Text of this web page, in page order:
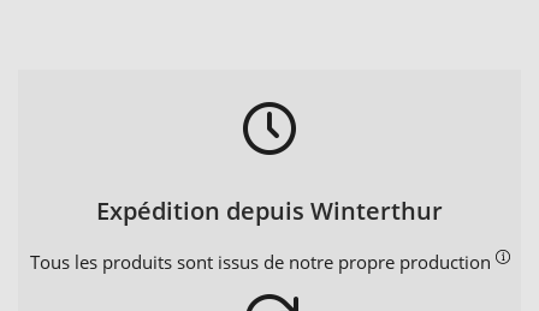
Expédition depuis Winterthur
Tous les produits sont issus de notre propre production